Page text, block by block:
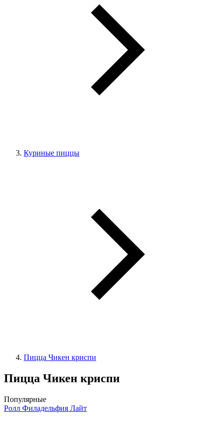
Куриные пиццы
Пицца Чикен криспи
Пицца Чикен криспи
Популярные
Ролл Филадельфия Лайт